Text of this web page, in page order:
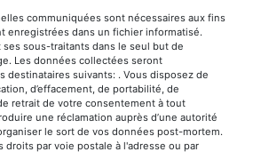
communiquées sont nécessaires aux fins
enregistrées dans un fichier informatisé.
sous-traitants dans le seul but de
Les données collectées seront
destinataires suivants: . Vous disposez de
d’effacement, de portabilité, de
retrait de votre consentement à tout
une réclamation auprès d’une autorité
le sort de vos données post-mortem.
droits par voie postale à l'adresse ou par